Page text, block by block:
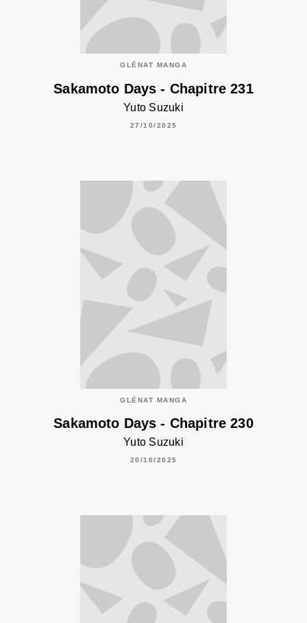
GLÉNAT MANGA
Sakamoto Days - Chapitre 231
Yuto Suzuki
27/10/2025
GLÉNAT MANGA
Sakamoto Days - Chapitre 230
Yuto Suzuki
20/10/2025